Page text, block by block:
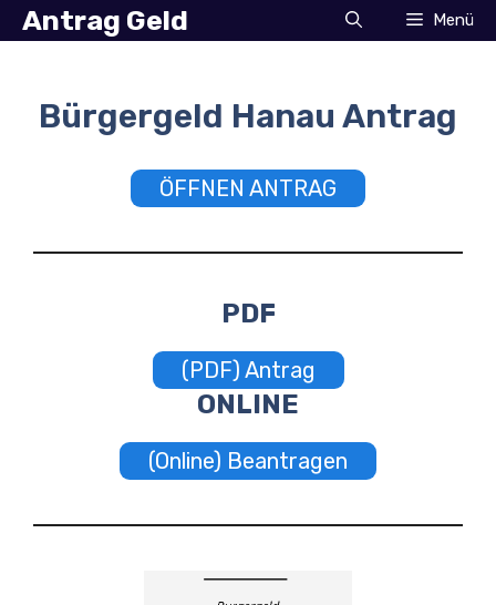
Zum
InhaltAntrag Geld Menü
Bürgergeld Hanau Antrag
ÖFFNEN ANTRAG
PDF
(PDF) Antrag
ONLINE
(Online) Beantragen